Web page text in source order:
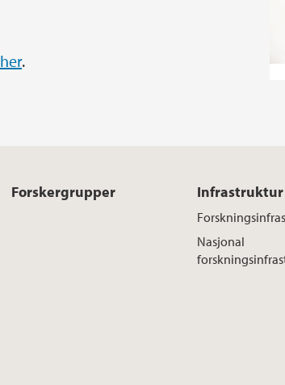
her.
Forskergrupper Infrastruktur
Nasjonal